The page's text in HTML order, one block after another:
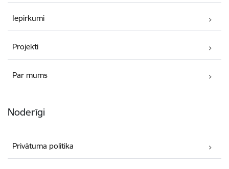
Iepirkumi
Projekti
Par mums
Noderīgi
Privātuma politika